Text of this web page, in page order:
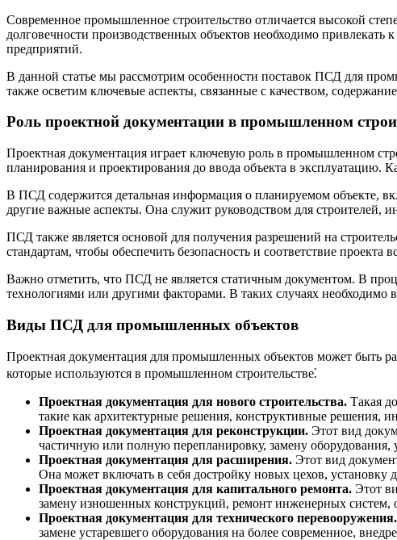
Современное промышленное строительство отличается высокой
долговечности производственных объектов необходимо
предприятий.
В данной статье мы рассмотрим особенности поставок ПСД для
также осветим ключевые аспекты, связанные с качеством,
Роль проектной документации в промышленном
Проектная документация играет ключевую роль в промышленном
планирования и проектирования до ввода объекта в эксплуатацию.
В ПСД содержится детальная информация о планируемом объекте,
другие важные аспекты. Она служит руководством для строителей,
ПСД также является основой для получения разрешений на
стандартам, чтобы обеспечить безопасность и соответствие проекта
Важно отметить, что ПСД не является статичным документом. В
технологиями или другими факторами. В таких случаях необходимо
Виды ПСД для промышленных объектов
Проектная документация для промышленных объектов может быть
которые используются в промышленном строительстве⁚
Проектная документация для нового строительства. Такая
такие как архитектурные решения, конструктивные решения,
Проектная документация для реконструкции. Этот вид
частичную или полную перепланировку, замену
Проектная документация для расширения. Этот вид
Она может включать в себя достройку новых цехов, установку
Проектная документация для капитального ремонта. Этот
замену изношенных конструкций, ремонт инженерных систем,
Проектная документация для технического перевооружения.
замене устаревшего оборудования на более современное,